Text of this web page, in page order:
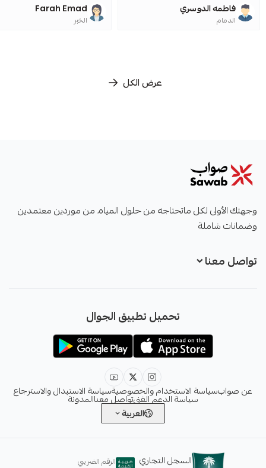
فاطمه الدوسري
الدمام
Farah Emad
الخبر
عرض الكل
وجهتك الأولى لكل ماتحتاجه من حلول المياه، من موردين معتمدين
وضمانات شاملة
تواصل معنا
info@sawab.app
تحميل تطبيق الجوال
عن صوابسياسة الاستخدام والخصوصيةسياسة الاستبدال والاسترجاع
سياسة الدعم الفنيتواصل معناالمدونة
العربية
السجل التجاري الرقم الضريبي